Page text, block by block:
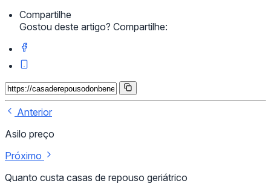
Compartilhe
Gostou deste artigo? Compartilhe:
Anterior
Asilo preço
Próximo
Quanto custa casas de repouso geriátrico